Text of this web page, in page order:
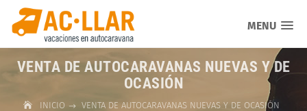
MENU
VENTA DE AUTOCARAVANAS NUEVAS Y DE
OCASIÓN
INICIO VENTA DE AUTOCARAVANAS NUEVAS Y DE OCASIÓN